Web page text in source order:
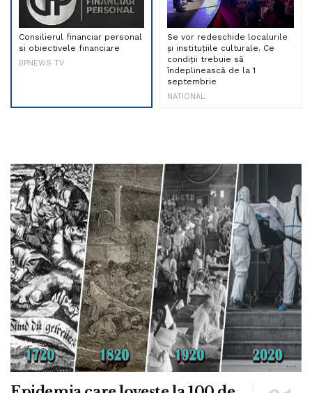
Consilierul financiar personal
si obiectivele financiare
BPNEWS TV
Se vor redeschide localurile
și instituțiile culturale. Ce
condiții trebuie să
îndeplinească de la 1
septembrie
NATIONAL